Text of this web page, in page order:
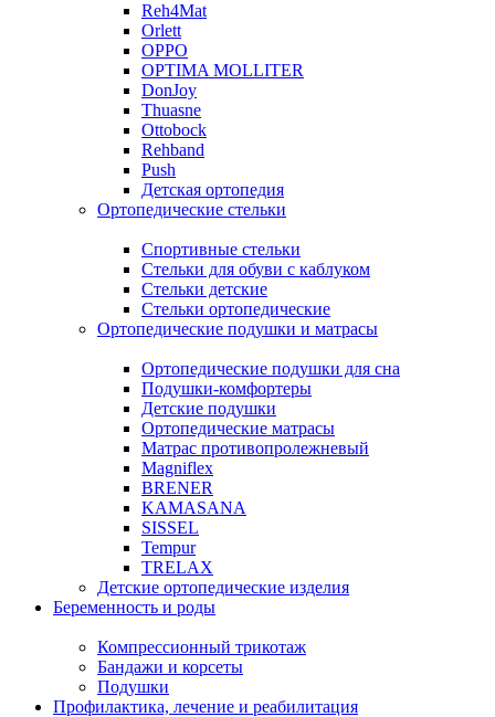
Reh4Mat
Orlett
OPPO
OPTIMA MOLLITER
DonJoy
Thuasne
Ottobock
Rehband
Push
Детская ортопедия
Ортопедические стельки
Спортивные стельки
Стельки для обуви с каблуком
Стельки детские
Стельки ортопедические
Ортопедические подушки и матрасы
Ортопедические подушки для сна
Подушки-комфортеры
Детские подушки
Ортопедические матрасы
Матрас противопролежневый
Magniflex
BRENER
KAMASANA
SISSEL
Tempur
TRELAX
Детские ортопедические изделия
Беременность и роды
Компрессионный трикотаж
Бандажи и корсеты
Подушки
Профилактика, лечение и реабилитация